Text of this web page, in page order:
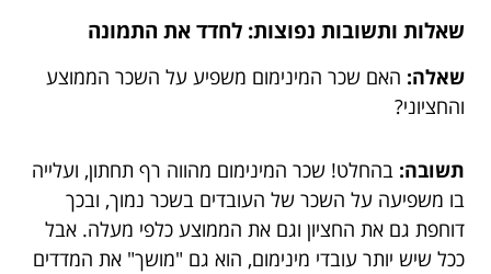
שאלות ותשובות נפוצות: לחדד את התמונה
שאלה: האם שכר המינימום משפיע על השכר הממוצע
והחציוני?
תשובה: בהחלט! שכר המינימום מהווה רף תחתון, ועלייה
בו משפיעה על השכר של העובדים בשכר נמוך, ובכך
דוחפת גם את החציון וגם את הממוצע כלפי מעלה. אבל
ככל שיש יותר עובדי מינימום, הוא גם "מושך" את המדדים